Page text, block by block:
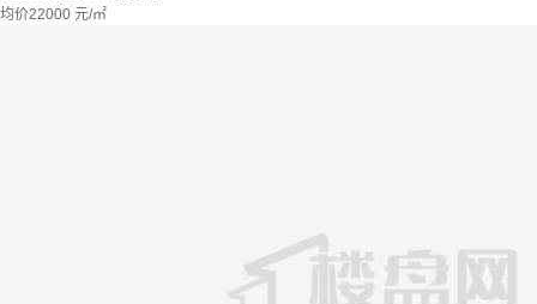
均价22000 元/㎡